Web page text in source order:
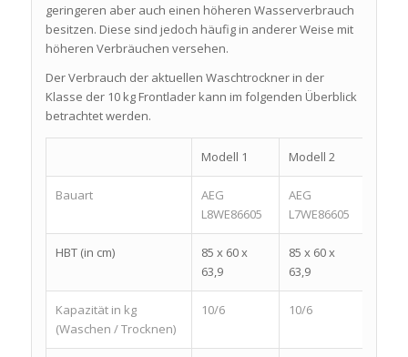
geringeren aber auch einen höheren Wasserverbrauch
besitzen. Diese sind jedoch häufig in anderer Weise mit
höheren Verbräuchen versehen.
Der Verbrauch der aktuellen Waschtrockner in der
Klasse der 10 kg Frontlader kann im folgenden Überblick
betrachtet werden.
Modell 1 Modell 2
Bauart
AEG
L8WE86605
AEG
L7WE86605
HBT (in cm)
85 x 60 x
63,9
85 x 60 x
63,9
Kapazität in kg
(Waschen / Trocknen)
10/6 10/6